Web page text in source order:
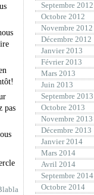
pas
Septembre 2012
Octobre 2012
Novembre 2012
Décembre 2012
Janvier 2013
Février 2013
Mars 2013
Juin 2013
Septembre 2013
Octobre 2013
Novembre 2013
Décembre 2013
Janvier 2014
Mars 2014
Avril 2014
Septembre 2014
Octobre 2014